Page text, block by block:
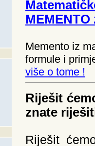
Memento iz
formule i
više o tome !
Riješit
znate
Riješit